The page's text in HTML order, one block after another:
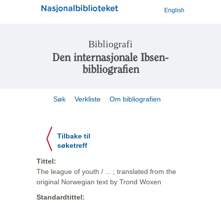
English
Bibliografi
Den internasjonale Ibsen-
bibliografien
Søk Verkliste Om bibliografien
Tilbake til
søketreff
Tittel:
The league of youth / ... ; translated from the
original Norwegian text by Trond Woxen
Standardtittel: